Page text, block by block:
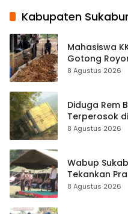
Kabupaten
Mahasiswa
Gotong
Majelis
8 Agustus 2026
Diduga Rem
Terperosok
Palabuhanratu
8 Agustus 2026
Wabup
Tekankan
Pembentukan
8 Agustus 2026